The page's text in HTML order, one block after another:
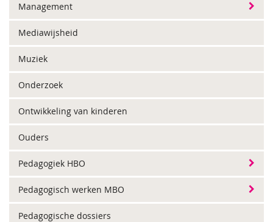
Management
Mediawijsheid
Muziek
Onderzoek
Ontwikkeling van kinderen
Ouders
Pedagogiek HBO
Pedagogisch werken MBO
Pedagogische dossiers